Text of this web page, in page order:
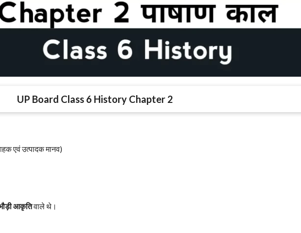
UP Board Class 6 History Chapter 2
एवं उत्पादक मानव)
आकृतिवाले थे।